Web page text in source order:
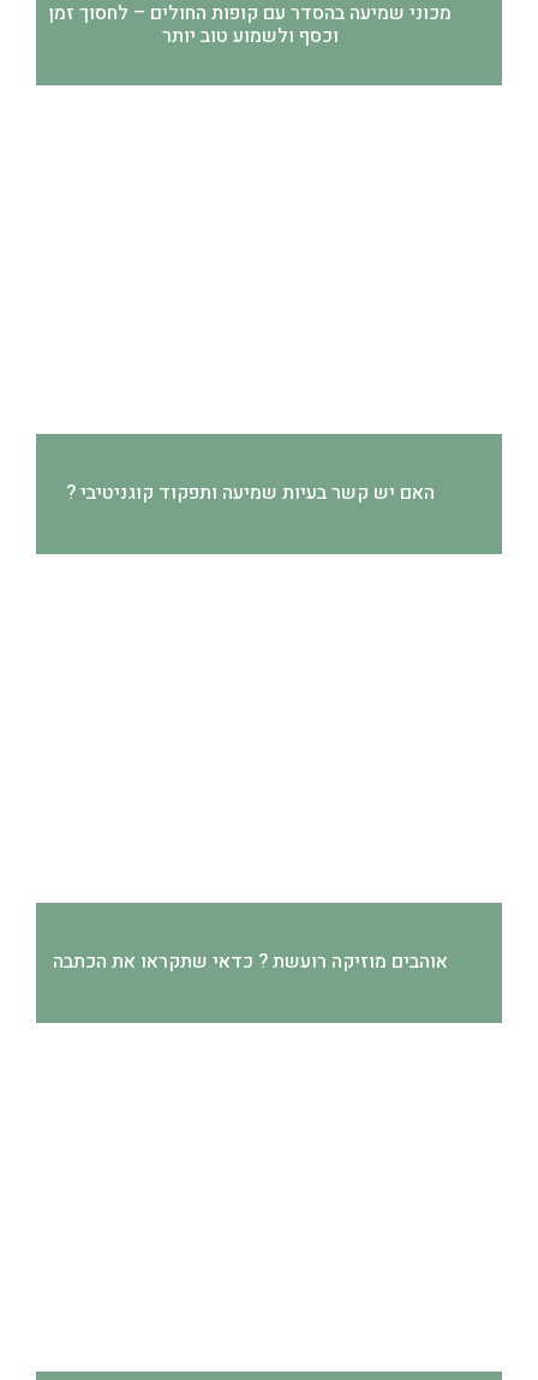
מכוני שמיעה בהסדר עם קופות החולים – לחסוך זמן
וכסף ולשמוע טוב יותר
האם יש קשר בעיות שמיעה ותפקוד קוגניטיבי ?
אוהבים מוזיקה רועשת ? כדאי שתקראו את הכתבה